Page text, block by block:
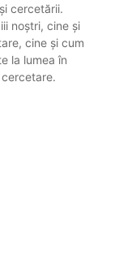
cercetării.
noștri, cine și
cine și cum
la lumea în